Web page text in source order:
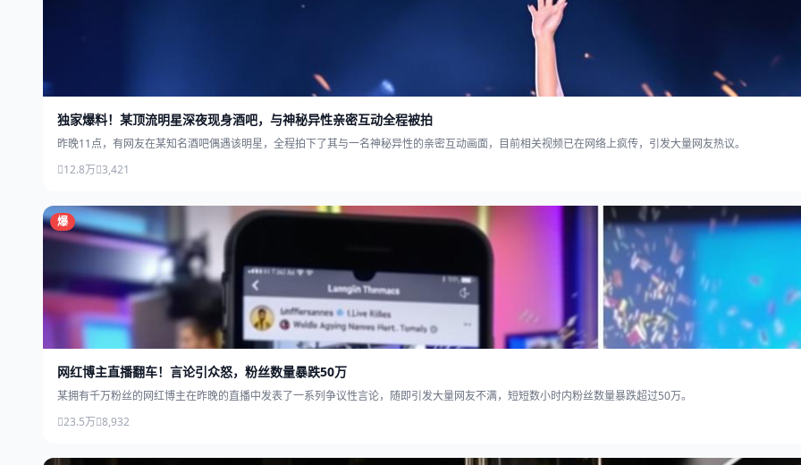
独家爆料！某顶流明星深夜现身酒吧，与神秘异性亲密互动全程被拍
昨晚11点，有网友在某知名酒吧偶遇该明星，全程拍下了其与一名神秘异性的亲密互动画面，目前相关视频已在网络上疯传，引发大量网友热议。
12.8万 3,421
爆
网红博主直播翻车！言论引众怒，粉丝数量暴跌50万
某拥有千万粉丝的网红博主在昨晚的直播中发表了一系列争议性言论，随即引发大量网友不满，短短数小时内粉丝数量暴跌超过50万。
23.5万 8,932